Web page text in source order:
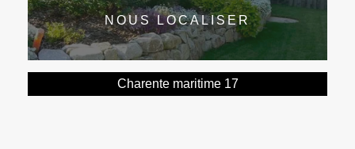
NOUS LOCALISER
Charente maritime 17